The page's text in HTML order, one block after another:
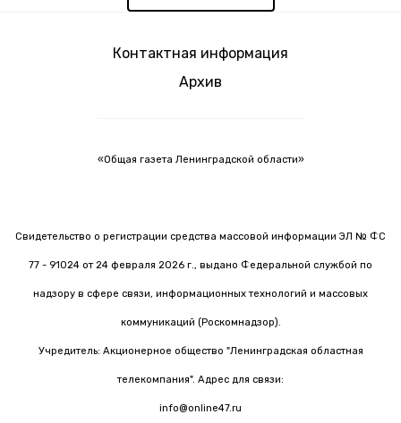
Контактная информация
Архив
«Общая газета Ленинградской области»
Свидетельство о регистрации средства массовой информации ЭЛ № ФС
77 - 91024 от 24 февраля 2026 г., выдано Федеральной службой по
надзору в сфере связи, информационных технологий и массовых
коммуникаций (Роскомнадзор).
Учредитель: Акционерное общество "Ленинградская областная
телекомпания". Адрес для связи:
info@online47.ru